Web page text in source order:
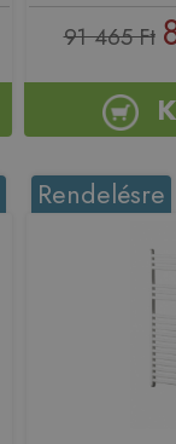
91 465 Ft
Rendelésre